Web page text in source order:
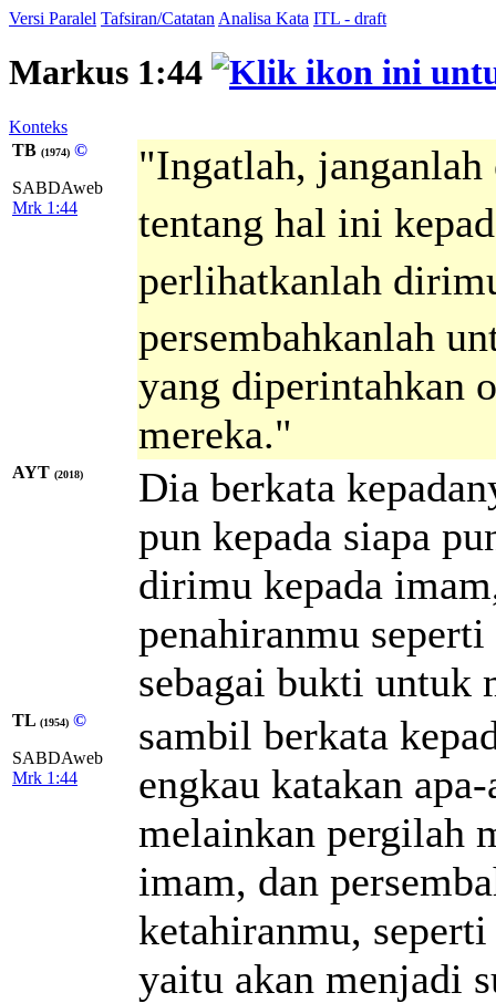
Versi Paralel Tafsiran/Catatan Analisa Kata ITL - draft
Markus 1:44
Konteks
TB (1974) ©
SABDAweb
Mrk 1:44
"Ingatlah, janganlah
tentang hal ini
perlihatkanlah
persembahkanlah
yang diperintahkan
mereka."
AYT (2018)
Dia berkata
pun kepada siapa
dirimu kepada
penahiranmu
sebagai bukti untuk
TL (1954) ©
SABDAweb
Mrk 1:44
sambil berkata
engkau katakan
melainkan pergilah
imam, dan
ketahiranmu,
yaitu akan menjadi